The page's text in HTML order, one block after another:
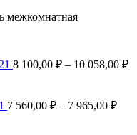
межкомнатная
8 100,00 ₽ – 10 058,00 ₽
7 560,00 ₽ – 7 965,00 ₽